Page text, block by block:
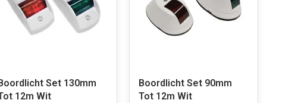
Set 130mm
12m Wit
Boordlicht Set 90mm
Tot 12m Wit